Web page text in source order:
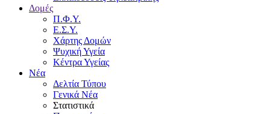
Δομές
Π.Φ.Υ.
Ε.Σ.Υ.
Χάρτης Δομών
Ψυχική Υγεία
Κέντρα Υγείας
Νέα
Δελτία Τύπου
Γενικά Νέα
Στατιστικά